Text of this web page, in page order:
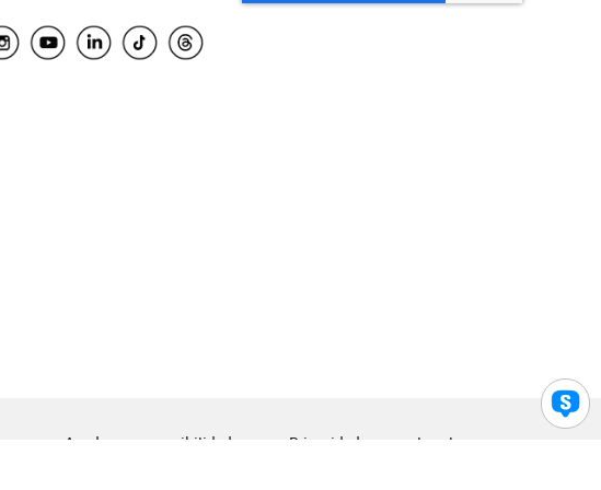
Ayuda para accesibilidad Privacidad Legal